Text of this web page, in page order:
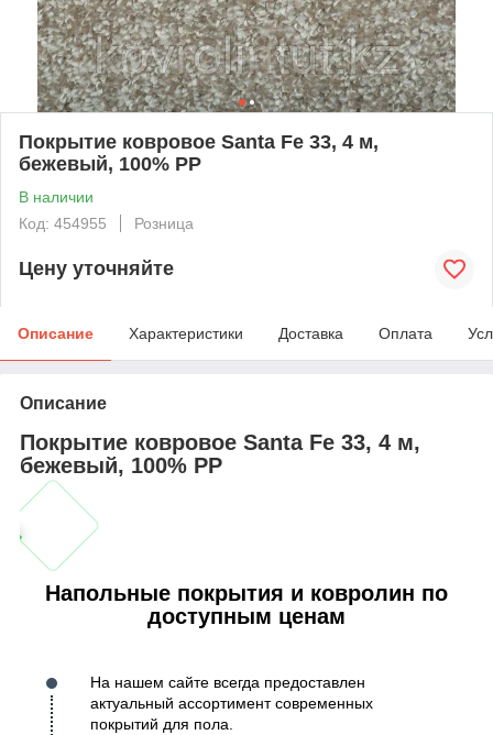
Покрытие ковровое Santa Fe 33, 4 м,
бежевый, 100% РР
В наличии
Код: 454955
Розница
Цену уточняйте
Описание Характеристики Доставка Оплата
Описание
Покрытие ковровое Santa Fe 33, 4 м,
бежевый, 100% РР
Напольные покрытия и ковролин по
доступным ценам
На нашем сайте всегда предоставлен
актуальный ассортимент современных
покрытий для пола.